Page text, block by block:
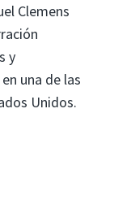
Clemens
y
una de las
Unidos.